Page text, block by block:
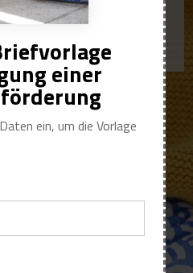
einer
ein, um die Vorlage